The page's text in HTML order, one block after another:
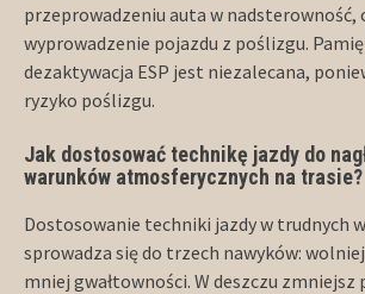
przeprowadzeniu auta w nadsterowność,
wyprowadzenie pojazdu z poślizgu.
dezaktywacja ESP jest niezalecana,
ryzyko poślizgu.
Jak dostosować technikę jazdy do
warunków atmosferycznych na trasie?
Dostosowanie techniki jazdy w trudnych
sprowadza się do trzech nawyków:
mniej gwałtowności. W deszczu zmniejsz